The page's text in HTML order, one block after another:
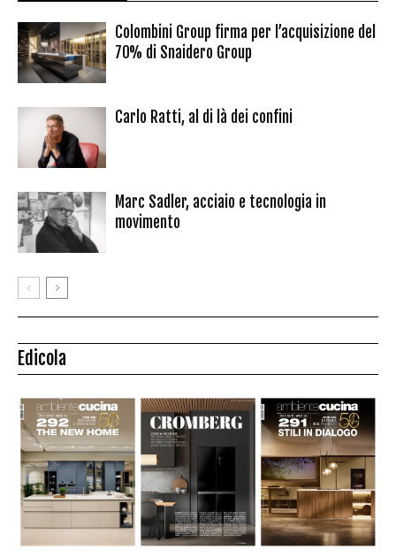
Colombini Group firma per l’acquisizione del
70% di Snaidero Group
Carlo Ratti, al di là dei confini
Marc Sadler, acciaio e tecnologia in
movimento
Edicola